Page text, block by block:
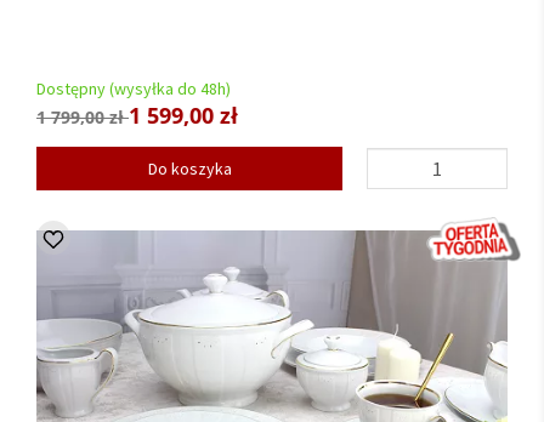
Dostępny (wysyłka do 48h)
1 799,00 zł1 599,00 zł
Do koszyka